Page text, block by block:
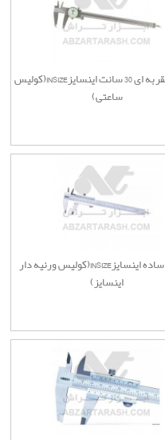
کولیس عقربه ای 30 سانت اینسایزINSIZE(کولیس
ساعتی)
کولیس ساده اینسایزINSIZE(کولیس ورنیه دار
اینسایز)